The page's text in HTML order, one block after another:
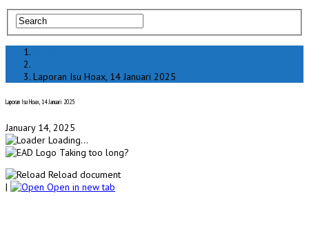
Laporan Isu Hoax, 14 Januari 2025
Laporan Isu Hoax, 14 Januari 2025
January 14, 2025
Loading...
Taking too long?
Reload document
|
Open in new tab